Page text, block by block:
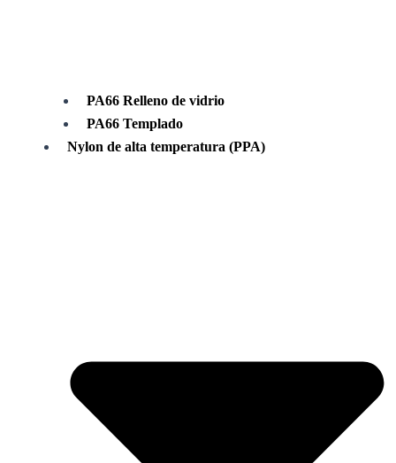
PA66 Relleno de vidrio
PA66 Templado
Nylon de alta temperatura (PPA)